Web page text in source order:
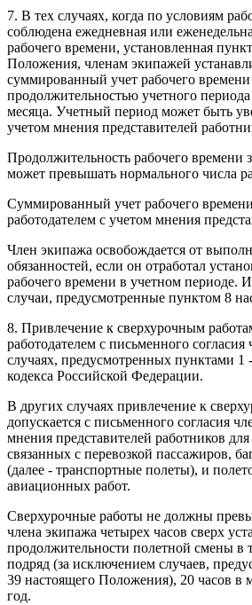
7. В тех случаях, когда по условиям
соблюдена ежедневная или
рабочего времени, установленная
Положения, членам экипажей
суммированный учет рабочего времени
продолжительностью учетного
месяца. Учетный период может быть
учетом мнения представителей
Продолжительность рабочего времени
может превышать нормального числа
Суммированный учет рабочего
работодателем с учетом мнения
Член экипажа освобождается от
обязанностей, если он отработал
рабочего времени в учетном периоде.
случаи, предусмотренные пунктом 8
8. Привлечение к сверхурочным
работодателем с письменного согласия
случаях, предусмотренных пунктами 1
кодекса Российской Федерации.
В других случаях привлечение к
допускается с письменного согласия
мнения представителей работников
связанных с перевозкой пассажиров,
(далее - транспортные полеты), и
авиационных работ.
Сверхурочные работы не должны
члена экипажа четырех часов сверх
продолжительности полетной смены в
подряд (за исключением случаев,
39 настоящего Положения), 20 часов в
год.